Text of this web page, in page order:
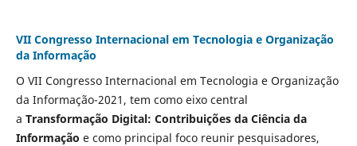
VII Congresso Internacional em Tecnologia e Organização
da Informação
O VII Congresso Internacional em Tecnologia e Organização
da Informação-2021, tem como eixo central
a Transformação Digital: Contribuições da Ciência da
Informação e como principal foco reunir pesquisadores,